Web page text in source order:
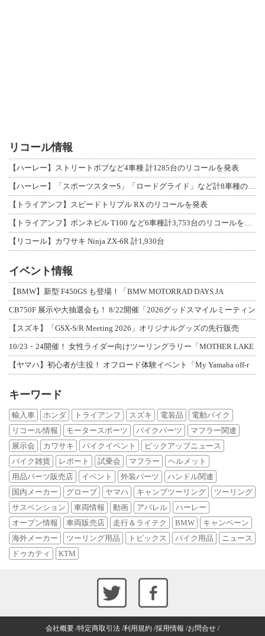
リコール情報
【ハーレー】ストリートボブなど4車種 計1285台のリコールを発表
【トライアンフ】スピードトリプル RX のリコールを発表
【リコール】カワサキ Ninja ZX-6R 計1,930台
イベント情報
【BMW】新型 F450GS も登場！「BMW MOTORRAD DAYS JA
CB750F 展示や大抽選会も！ 8/22開催「2026グッドスマイルミーティン
【スズキ】「GSX-S/R Meeting 2026」オリジナルグッズの先行販売
10/23・24開催！ 女性ライダー向けツーリングラリー「MOTHER LAKE
【ヤマハ】初心者が主役！ オフロード体験イベント「My Yamaha off-r
キーワード
輸入車 ホンダ トライアンフ スズキ 電装品
電動バイク
リコール情報
モータースポーツ バイクパーツ
マフラー関連
展示会
カワサキ バイクイベント
ピックアップニュース
バイク雑貨
レポート 試乗会 マフラー
ヘルメット
用品パーツ販売店
イベント 外装パーツ
ハンドル関連
国内メーカー
グローブ ヤマハ キャンプツーリング
ツーリング
サスペンション
車両情報 動画 アパレル
ハーレー
オープン情報
車両販売店 走行＆ライテク BMW
キャンペーン
海外メーカー
ツーリング用品 トピックス バイク用品
ニュース
ドゥカティ
KTM
会社概要 特定商取引法 利用規約 採用情報 お問合せ